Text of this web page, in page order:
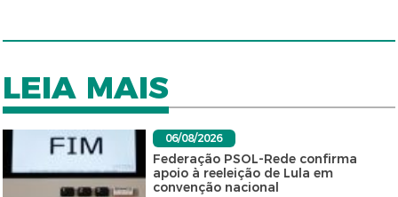
LEIA MAIS
06/08/2026
Federação PSOL-Rede confirma
apoio à reeleição de Lula em
convenção nacional